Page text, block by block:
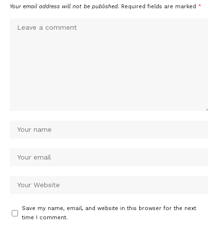
Your email address will not be published. Required fields are marked *
Save my name, email, and website in this browser for the next
time I comment.